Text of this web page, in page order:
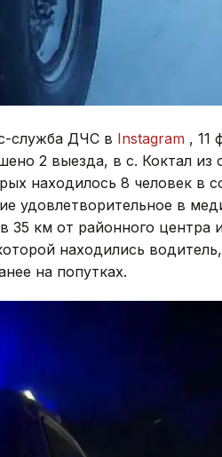
служба ДЧС в Instagram , 11
2 выезда, в с. Коктал
находилось 8 человек в
удовлетворительное в
35 км от районного центра
находились
на попутках.